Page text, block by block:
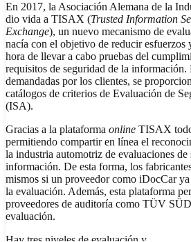
En 2017, la Asociación Alemana de la
dio vida a TISAX (Trusted Information
Exchange), un nuevo mecanismo de
nacía con el objetivo de reducir esfuerzos
hora de llevar a cabo pruebas del
requisitos de seguridad de la información.
demandadas por los clientes, se
catálogos de criterios de Evaluación de
(ISA).
Gracias a la plataforma online TISAX
permitiendo compartir en línea el
la industria automotriz de evaluaciones de
información. De esta forma, los
mismos si un proveedor como iDocCar
la evaluación. Además, esta plataforma
proveedores de auditoría como TÜV SÜD
evaluación.